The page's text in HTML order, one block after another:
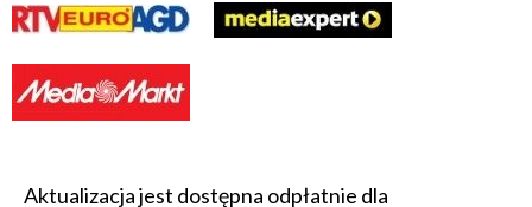
Aktualizacja jest dostępna odpłatnie dla